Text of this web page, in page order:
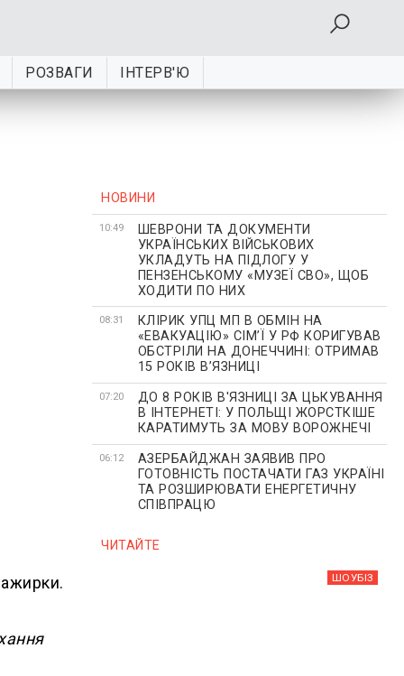
РОЗВАГИ ІНТЕРВ'Ю
НОВИНИ
10:49
ШЕВРОНИ ТА ДОКУМЕНТИ
УКРАЇНСЬКИХ ВІЙСЬКОВИХ
УКЛАДУТЬ НА ПІДЛОГУ У
ПЕНЗЕНСЬКОМУ «МУЗЕЇ СВО», ЩОБ
ХОДИТИ ПО НИХ
08:31
КЛІРИК УПЦ МП В ОБМІН НА
«ЕВАКУАЦІЮ» СІМʼЇ У РФ КОРИГУВАВ
ОБСТРІЛИ НА ДОНЕЧЧИНІ: ОТРИМАВ
15 РОКІВ ВʼЯЗНИЦІ
07:20
ДО 8 РОКІВ В'ЯЗНИЦІ ЗА ЦЬКУВАННЯ
В ІНТЕРНЕТІ: У ПОЛЬЩІ ЖОРСТКІШЕ
КАРАТИМУТЬ ЗА МОВУ ВОРОЖНЕЧІ
06:12
АЗЕРБАЙДЖАН ЗАЯВИВ ПРО
ГОТОВНІСТЬ ПОСТАЧАТИ ГАЗ УКРАЇНІ
ТА РОЗШИРЮВАТИ ЕНЕРГЕТИЧНУ
СПІВПРАЦЮ
ЧИТАЙТЕ
ШОУБIЗ